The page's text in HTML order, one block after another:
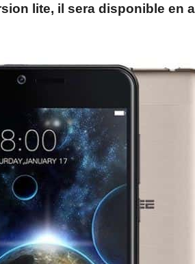
lite, il sera disponible en